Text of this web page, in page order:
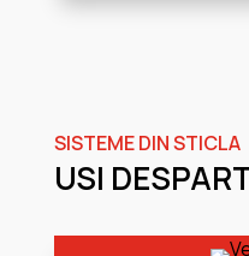
SISTEME DIN STICLA
USI